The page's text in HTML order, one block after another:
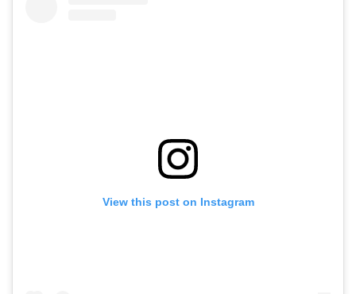
View this post on Instagram